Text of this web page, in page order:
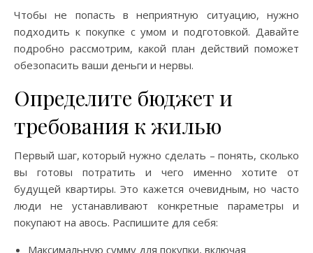
Чтобы не попасть в неприятную ситуацию, нужно
подходить к покупке с умом и подготовкой. Давайте
подробно рассмотрим, какой план действий поможет
обезопасить ваши деньги и нервы.
Определите бюджет и
требования к жилью
Первый шаг, который нужно сделать – понять, сколько
вы готовы потратить и чего именно хотите от
будущей квартиры. Это кажется очевидным, но часто
люди не устанавливают конкретные параметры и
покупают на авось. Распишите для себя:
Максимальную сумму для покупки, включая